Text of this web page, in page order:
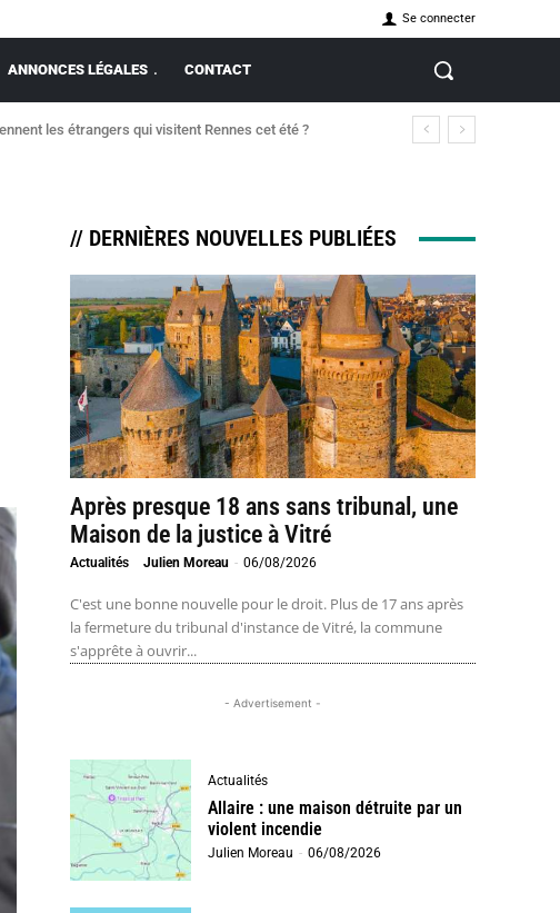
Se connecter
ANNONCES LÉGALES CONTACT
les étrangers qui visitent Rennes cet été ?
l’Ille-et-Vilaine en pleine nuit
// DERNIÈRES NOUVELLES PUBLIÉES
Après presque 18 ans sans tribunal, une
Maison de la justice à Vitré
Actualités Julien Moreau - 06/08/2026
C'est une bonne nouvelle pour le droit. Plus de 17 ans après
la fermeture du tribunal d'instance de Vitré, la commune
s'apprête à ouvrir...
- Advertisement -
Actualités
Allaire : une maison détruite par un
violent incendie
Julien Moreau - 06/08/2026